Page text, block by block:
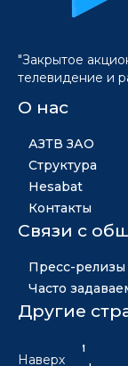
"Закрытое
телевидение и
О нас
АЗТВ ЗАО
Структура
Hesabat
Контакты
Связи с
Пресс-релизы
Часто
Другие
Новости
Наверх